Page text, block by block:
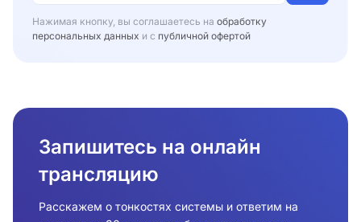
Нажимая кнопку, вы соглашаетесь на обработку
персональных данных и с публичной офертой
Запишитесь на онлайн
трансляцию
Расскажем о тонкостях системы и ответим на